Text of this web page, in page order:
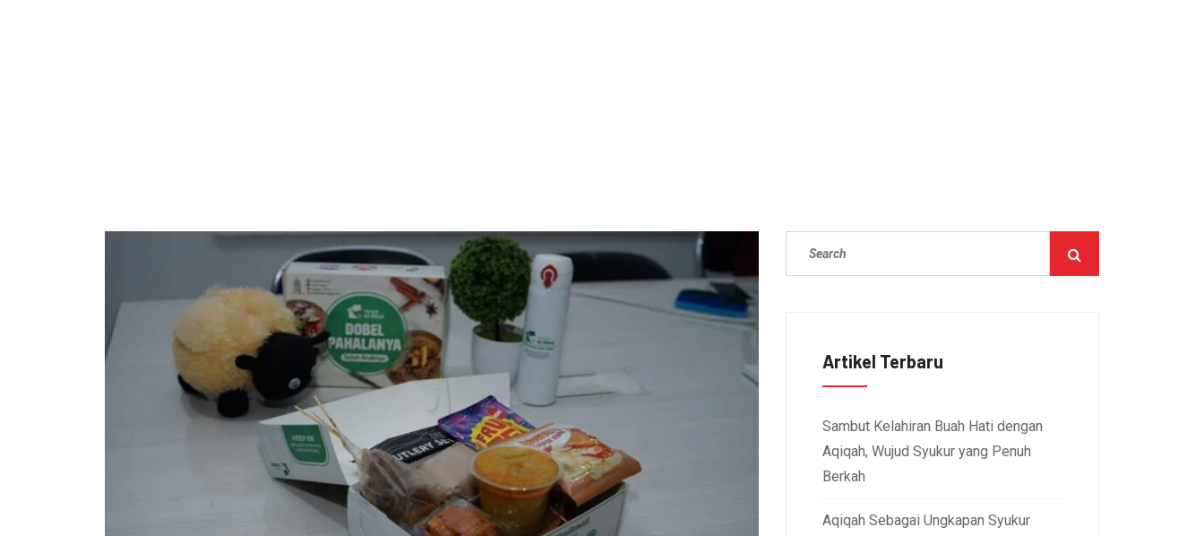
Artikel Terbaru
Sambut Kelahiran Buah Hati dengan
Aqiqah, Wujud Syukur yang Penuh
Berkah
Aqiqah Sebagai Ungkapan Syukur